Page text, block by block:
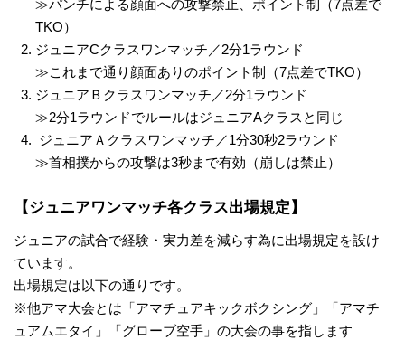
≫パンチによる顔面への攻撃禁止、ポイント制（7点差で
TKO）
ジュニアCクラスワンマッチ／2分1ラウンド
≫これまで通り顔面ありのポイント制（7点差でTKO）
ジュニアＢクラスワンマッチ／2分1ラウンド
≫2分1ラウンドでルールはジュニアAクラスと同じ
ジュニアＡクラスワンマッチ／1分30秒2ラウンド
≫首相撲からの攻撃は3秒まで有効（崩しは禁止）
【ジュニアワンマッチ各クラス出場規定】
ジュニアの試合で経験・実力差を減らす為に出場規定を設け
ています。
出場規定は以下の通りです。
※他アマ大会とは「アマチュアキックボクシング」「アマチ
ュアムエタイ」「グローブ空手」の大会の事を指します